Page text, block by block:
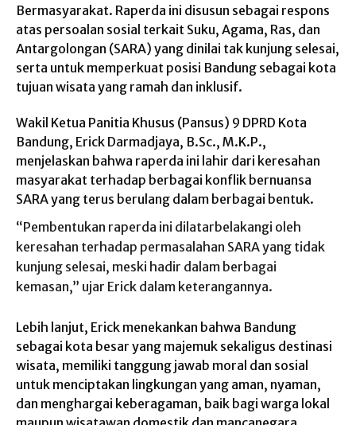
Bermasyarakat. Raperda ini disusun sebagai respons
atas persoalan sosial terkait Suku, Agama, Ras, dan
Antargolongan (SARA) yang dinilai tak kunjung selesai,
serta untuk memperkuat posisi Bandung sebagai kota
tujuan wisata yang ramah dan inklusif.
Wakil Ketua Panitia Khusus (Pansus) 9 DPRD Kota
Bandung, Erick Darmadjaya, B.Sc., M.K.P.,
menjelaskan bahwa raperda ini lahir dari keresahan
masyarakat terhadap berbagai konflik bernuansa
SARA yang terus berulang dalam berbagai bentuk.
“Pembentukan raperda ini dilatarbelakangi oleh
keresahan terhadap permasalahan SARA yang tidak
kunjung selesai, meski hadir dalam berbagai
kemasan,” ujar Erick dalam keterangannya.
Lebih lanjut, Erick menekankan bahwa Bandung
sebagai kota besar yang majemuk sekaligus destinasi
wisata, memiliki tanggung jawab moral dan sosial
untuk menciptakan lingkungan yang aman, nyaman,
dan menghargai keberagaman, baik bagi warga lokal